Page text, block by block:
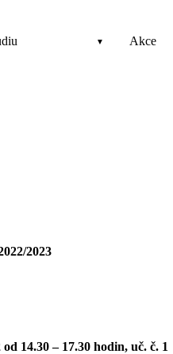
Akce
2023
14.30 – 17.30 hodin, uč. č. 1